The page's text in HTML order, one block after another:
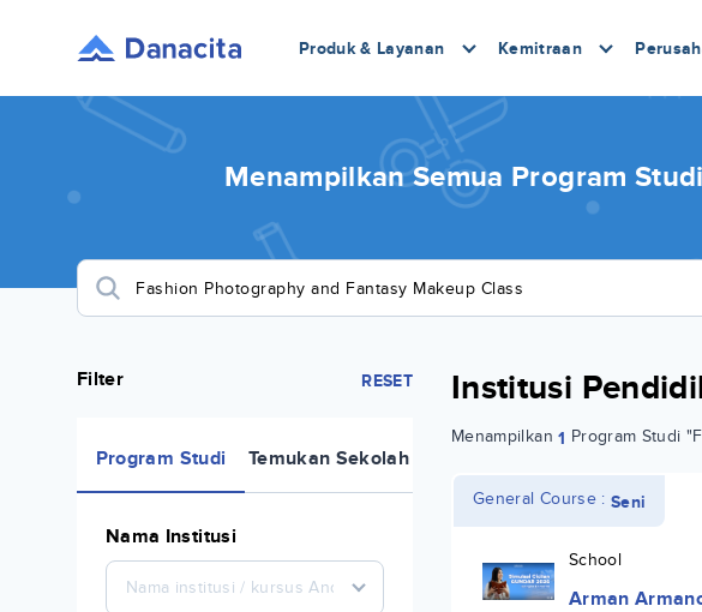
Produk & Layanan Kemitraan
Menampilkan Semua Program
Filter RESET
Program Studi Temukan Sekolah
Nama Institusi
Nama institusi / kursus Anda
Institusi
Menampilkan1 Program Studi
General Course : Seni
School
Arman